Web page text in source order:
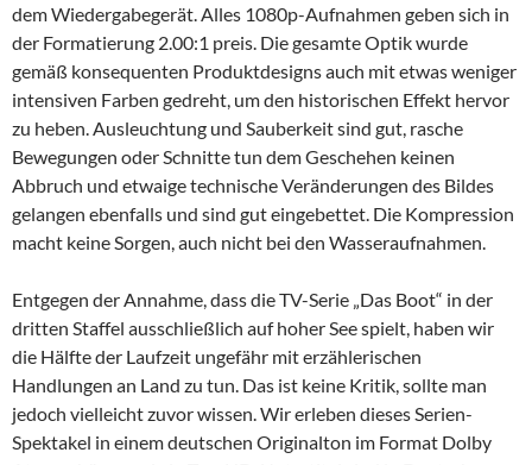
dem Wiedergabegerät. Alles 1080p-Aufnahmen geben sich in
der Formatierung 2.00:1 preis. Die gesamte Optik wurde
gemäß konsequenten Produktdesigns auch mit etwas weniger
intensiven Farben gedreht, um den historischen Effekt hervor
zu heben. Ausleuchtung und Sauberkeit sind gut, rasche
Bewegungen oder Schnitte tun dem Geschehen keinen
Abbruch und etwaige technische Veränderungen des Bildes
gelangen ebenfalls und sind gut eingebettet. Die Kompression
macht keine Sorgen, auch nicht bei den Wasseraufnahmen.
Entgegen der Annahme, dass die TV-Serie „Das Boot“ in der
dritten Staffel ausschließlich auf hoher See spielt, haben wir
die Hälfte der Laufzeit ungefähr mit erzählerischen
Handlungen an Land zu tun. Das ist keine Kritik, sollte man
jedoch vielleicht zuvor wissen. Wir erleben dieses Serien-
Spektakel in einem deutschen Originalton im Format Dolby